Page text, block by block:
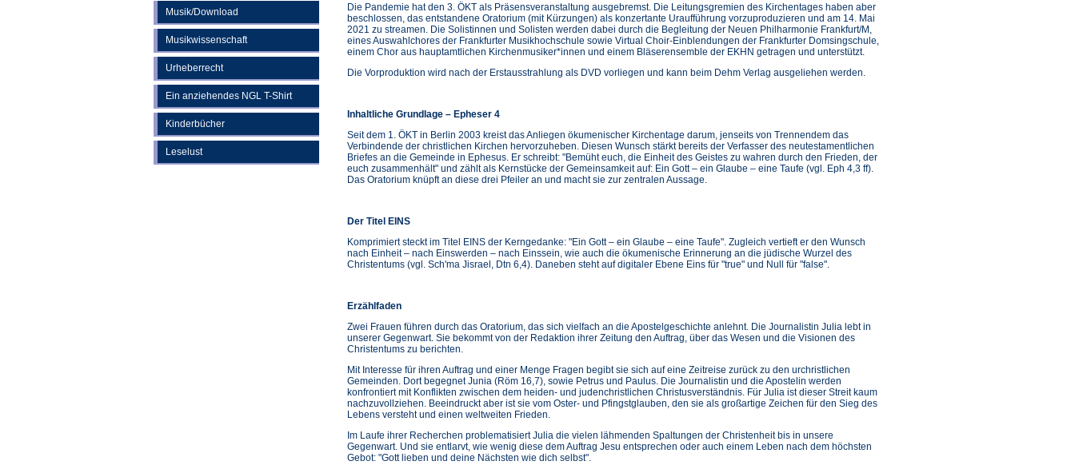
Musik/Download
Musikwissenschaft
Urheberrecht
Ein anziehendes NGL T-Shirt
Kinderbücher
Leselust
Die Pandemie hat den 3. ÖKT als Präsensveranstaltung ausgebremst. Die Leitungsgremien des Kirchentages haben aber
beschlossen, das entstandene Oratorium (mit Kürzungen) als konzertante Uraufführung vorzuproduzieren und am 14. Mai
2021 zu streamen. Die Solistinnen und Solisten werden dabei durch die Begleitung der Neuen Philharmonie Frankfurt/M,
eines Auswahlchores der Frankfurter Musikhochschule sowie Virtual Choir-Einblendungen der Frankfurter Domsingschule,
einem Chor aus hauptamtlichen Kirchenmusiker*innen und einem Bläserensemble der EKHN getragen und unterstützt.
Die Vorproduktion wird nach der Erstausstrahlung als DVD vorliegen und kann beim Dehm Verlag ausgeliehen werden.
Inhaltliche Grundlage – Epheser 4
Seit dem 1. ÖKT in Berlin 2003 kreist das Anliegen ökumenischer Kirchentage darum, jenseits von Trennendem das
Verbindende der christlichen Kirchen hervorzuheben. Diesen Wunsch stärkt bereits der Verfasser des neutestamentlichen
Briefes an die Gemeinde in Ephesus. Er schreibt: "Bemüht euch, die Einheit des Geistes zu wahren durch den Frieden, der
euch zusammenhält" und zählt als Kernstücke der Gemeinsamkeit auf: Ein Gott – ein Glaube – eine Taufe (vgl. Eph 4,3 ff).
Das Oratorium knüpft an diese drei Pfeiler an und macht sie zur zentralen Aussage.
Der Titel EINS
Komprimiert steckt im Titel EINS der Kerngedanke: "Ein Gott – ein Glaube – eine Taufe". Zugleich vertieft er den Wunsch
nach Einheit – nach Einswerden – nach Einssein, wie auch die ökumenische Erinnerung an die jüdische Wurzel des
Christentums (vgl. Sch'ma Jisrael, Dtn 6,4). Daneben steht auf digitaler Ebene Eins für "true" und Null für "false".
Erzählfaden
Zwei Frauen führen durch das Oratorium, das sich vielfach an die Apostelgeschichte anlehnt. Die Journalistin Julia lebt in
unserer Gegenwart. Sie bekommt von der Redaktion ihrer Zeitung den Auftrag, über das Wesen und die Visionen des
Christentums zu berichten.
Mit Interesse für ihren Auftrag und einer Menge Fragen begibt sie sich auf eine Zeitreise zurück zu den urchristlichen
Gemeinden. Dort begegnet Junia (Röm 16,7), sowie Petrus und Paulus. Die Journalistin und die Apostelin werden
konfrontiert mit Konflikten zwischen dem heiden- und judenchristlichen Christusverständnis. Für Julia ist dieser Streit kaum
nachzuvollziehen. Beeindruckt aber ist sie vom Oster- und Pfingstglauben, den sie als großartige Zeichen für den Sieg des
Lebens versteht und einen weltweiten Frieden.
Im Laufe ihrer Recherchen problematisiert Julia die vielen lähmenden Spaltungen der Christenheit bis in unsere
Gegenwart. Und sie entlarvt, wie wenig diese dem Auftrag Jesu entsprechen oder auch einem Leben nach dem höchsten
Gebot: "Gott lieben und deine Nächsten wie dich selbst".